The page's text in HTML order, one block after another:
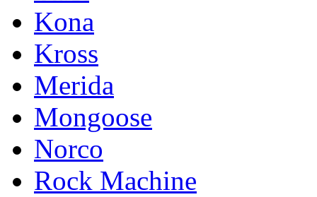
Kona
Kross
Merida
Mongoose
Norco
Rock Machine